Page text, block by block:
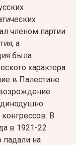
членом партии
а
была
характера.
в Палестине
В
в 1921-22
падали на